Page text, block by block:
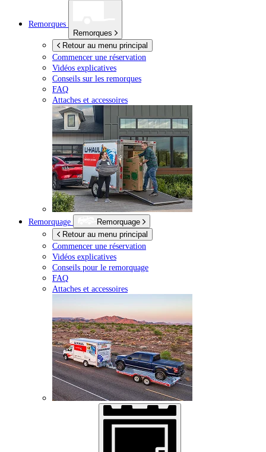
Remorques
Remorques
Retour au menu principal
Commencer une réservation
Vidéos explicatives
Conseils sur les remorques
FAQ
Attaches et accessoires
Remorquage
Remorquage
Retour au menu principal
Commencer une réservation
Vidéos explicatives
Conseils pour le remorquage
FAQ
Attaches et accessoires